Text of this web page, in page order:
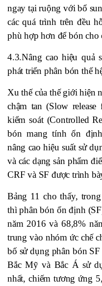
ngay tại ruộng với bổ
các quá trình trên đều
phù hợp hơn để bón cho
4.3.Nâng cao hiệu quả
phát triển phân bón thế
Xu thế của thế giới hiện
chậm tan (Slow
kiểm soát (Controlled
bón mang tính ổn
nâng cao hiệu suất sử
và các dạng sản phẩm
CRF và SF được trình
Bảng 11 cho thấy,
thì phân bón ổn định
năm 2016 và 68,8%
trung vào nhóm ức chế
bố sử dụng phân bón
Bắc Mỹ và Bắc Á sử
nhất, chiếm tương ứng